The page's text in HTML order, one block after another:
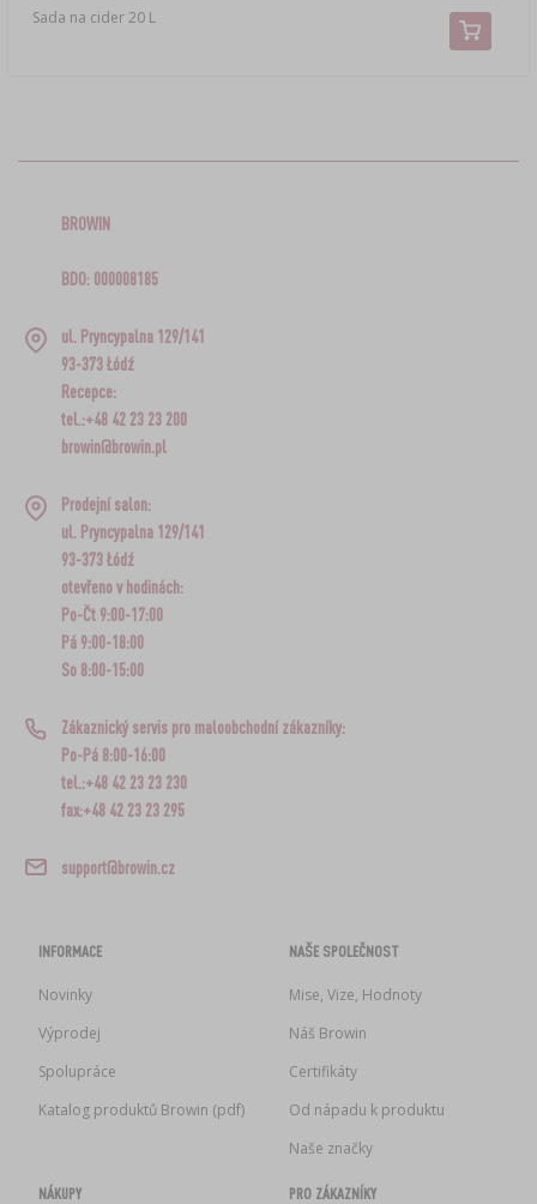
Sada na cider 20 L
BROWIN
BDO: 000008185
ul. Pryncypalna 129/141
93-373 Łódź
Recepce:
tel.:+48 42 23 23 200
browin@browin.pl
Prodejní salon:
ul. Pryncypalna 129/141
93-373 Łódź
otevřeno v hodinách:
Po-Čt 9:00-17:00
Pá 9:00-18:00
So 8:00-15:00
Zákaznický servis pro maloobchodní zákazníky:
Po-Pá 8:00-16:00
tel.:+48 42 23 23 230
fax:+48 42 23 23 295
support@browin.cz
INFORMACE
Novinky
Výprodej
Spolupráce
Katalog produktů Browin (pdf)
NAŠE SPOLEČNOST
Mise, Vize, Hodnoty
Náš Browin
Certifikáty
Od nápadu k produktu
Naše značky
NÁKUPY PRO ZÁKAZNÍKY